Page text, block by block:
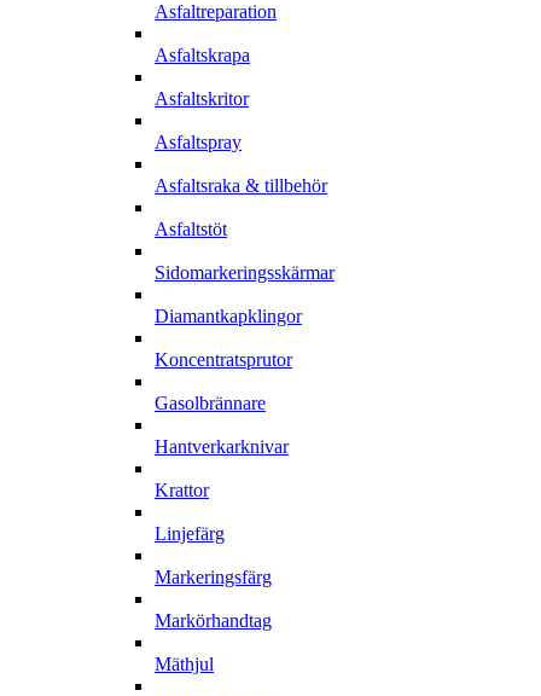
Asfaltreparation
Asfaltskrapa
Asfaltskritor
Asfaltspray
Asfaltsraka & tillbehör
Asfaltstöt
Sidomarkeringsskärmar
Diamantkapklingor
Koncentratsprutor
Gasolbrännare
Hantverkarknivar
Krattor
Linjefärg
Markeringsfärg
Markörhandtag
Mäthjul